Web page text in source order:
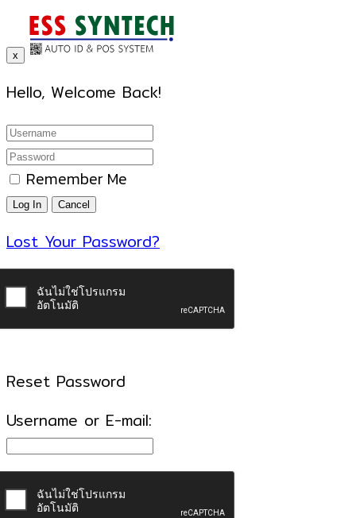
x
Hello, Welcome Back!
Remember Me
Lost Your Password?
Reset Password
Username or E-mail: